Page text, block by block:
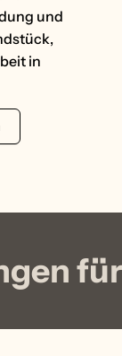
und
in